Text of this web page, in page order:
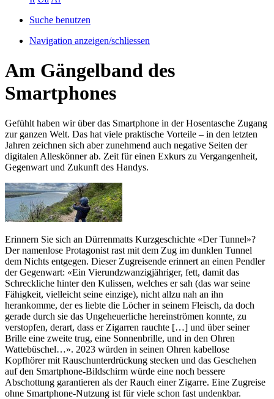
Suche benutzen
Navigation anzeigen/schliessen
Am Gängelband des
Smartphones
Gefühlt haben wir über das Smartphone in der Hosentasche Zugang
zur ganzen Welt. Das hat viele praktische Vorteile – in den letzten
Jahren zeichnen sich aber zunehmend auch negative Seiten der
digitalen Alleskönner ab. Zeit für einen Exkurs zu Vergangenheit,
Gegenwart und Zukunft des Handys.
Erinnern Sie sich an Dürrenmatts Kurzgeschichte «Der Tunnel»?
Der namenlose Protagonist rast mit dem Zug im dunklen Tunnel
dem Nichts entgegen. Dieser Zugreisende erinnert an einen Pendler
der Gegenwart: «Ein Vierundzwanzigjähriger, fett, damit das
Schreckliche hinter den Kulissen, welches er sah (das war seine
Fähigkeit, vielleicht seine einzige), nicht allzu nah an ihn
herankomme, der es liebte die Löcher in seinem Fleisch, da doch
gerade durch sie das Ungeheuerliche hereinströmen konnte, zu
verstopfen, derart, dass er Zigarren rauchte […] und über seiner
Brille eine zweite trug, eine Sonnenbrille, und in den Ohren
Wattebüschel…». 2023 würden in seinen Ohren kabellose
Kopfhörer mit Rauschunterdrückung stecken und das Geschehen
auf den Smartphone-Bildschirm würde eine noch bessere
Abschottung garantieren als der Rauch einer Zigarre. Eine Zugreise
ohne Smartphone-Nutzung ist für viele schon fast undenkbar.